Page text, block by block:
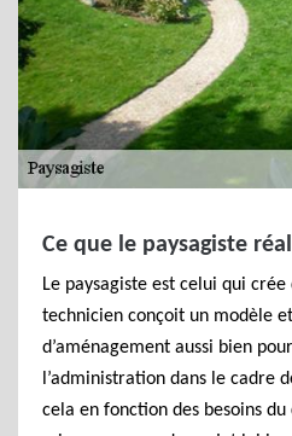
Ce que le paysagiste
Le paysagiste est celui qui crée
technicien conçoit un modèle
d’aménagement aussi bien
l’administration dans le cadre
cela en fonction des besoins